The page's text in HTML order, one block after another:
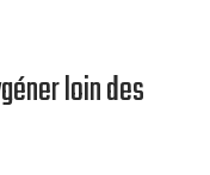
loin des